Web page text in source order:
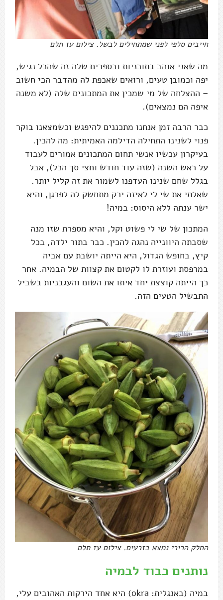
חייבים סלפי לפני שמתחילים לבשל. צילום עז תלם
מה שאני אוהב בתוכניות ובספרים שלה זה שהכל נגיש,
יפה וכמובן טעים, ורואים שאכפת לה מהדבר הכי חשוב
– ההצלחה של מי שמכין את המתכונים שלה (לא משנה
איפה הם נמצאים).
כבר הרבה זמן אנחנו מתכננים להיפגש וכשמצאנו בוקר
פנוי לשנינו התחילה הדילמה האמיתית: מה להכין.
בעיקרון עכשיו אנשי תחום המתכונים אמורים לעבוד
על ראש השנה (שזה עוד חודש וחצי סך הכל), אבל
בגלל שחם שנינו העדפנו לשמור את זה קליל יותר.
שאלתי את שי לי לאיזה ירק מתחשק לה לפרגן, והיא
ישר ענתה ללא היסוס: במיה!
המתכון של שי לי פשוט וקל, והיא מספרת שזו מנה
שסבתה היוונייה נהגה להכין. כבר בתור ילדה, בכל
קיץ, בחופש הגדול, היא הייתה יושבת עם אביה
במרפסת ועוזרת לו לקטום את קצוות של הבמיה. אחר
כך הייתה קוצצת יחד איתו את השום והעגבניות בשביל
התבשיל הטעים הזה.
החלק הרירי נמצא בזרעים. צילום עז תלם
נותנים כבוד לבמיה
במיה (באנגלית: okra) היא אחד הירקות האהובים עלי,